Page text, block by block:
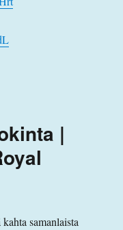
|
samanlaista